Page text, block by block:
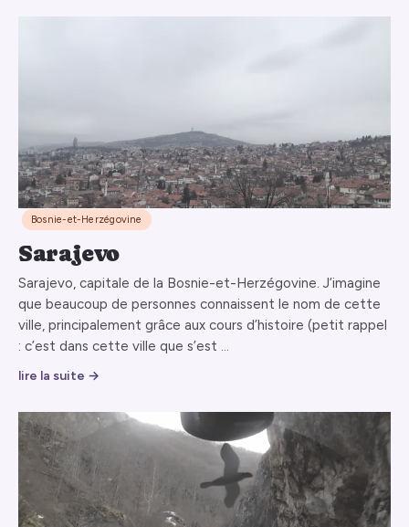
Bosnie-et-Herzégovine
Sarajevo
Sarajevo, capitale de la Bosnie-et-Herzégovine. J’imagine
que beaucoup de personnes connaissent le nom de cette
ville, principalement grâce aux cours d’histoire (petit rappel
: c’est dans cette ville que s’est …
lire la suite →